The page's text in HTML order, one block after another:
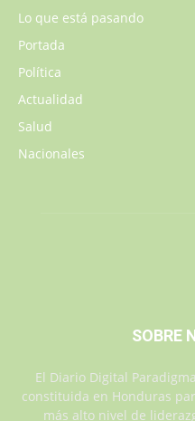
Lo que está pasando
Portada
Política
Actualidad
Salud
Nacionales
SOBRE
El Diario Digital
constituida en Honduras
más alto nivel de